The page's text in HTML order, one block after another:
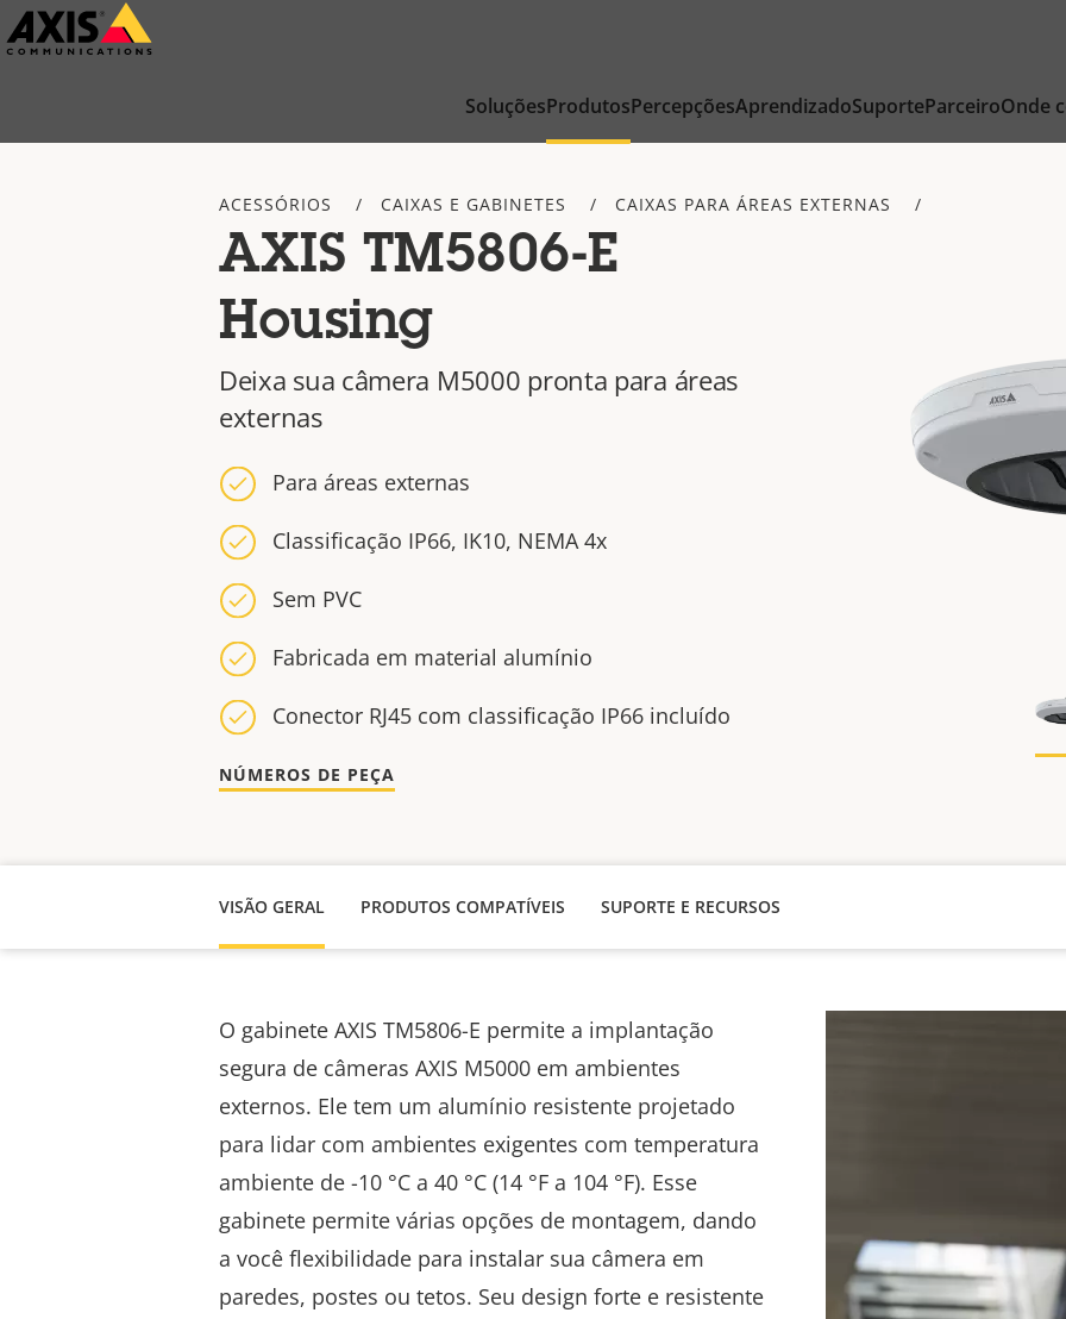
Pular
para
SoluçõesProdutosPercepçõesAprendizadoSuporteParceiroOnde
ACESSÓRIOS CAIXAS E GABINETES CAIXAS PARA ÁREAS EXTERNAS
AXIS TM5806-E
Housing
Deixa sua câmera M5000 pronta para áreas
externas
Para áreas externas
Classificação IP66, IK10, NEMA 4x
Sem PVC
Fabricada em material alumínio
Conector RJ45 com classificação IP66 incluído
NÚMEROS DE PEÇA
VISÃO GERAL PRODUTOS COMPATÍVEIS SUPORTE E RECURSOS
O gabinete AXIS TM5806-E permite a implantação
segura de câmeras AXIS M5000 em ambientes
externos. Ele tem um alumínio resistente projetado
para lidar com ambientes exigentes com temperatura
ambiente de -10 °C a 40 °C (14 °F a 104 °F). Esse
gabinete permite várias opções de montagem, dando
a você flexibilidade para instalar sua câmera em
paredes, postes ou tetos. Seu design forte e resistente